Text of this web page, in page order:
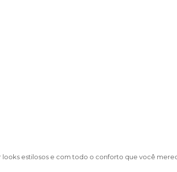
looks estilosos e com todo o conforto que você